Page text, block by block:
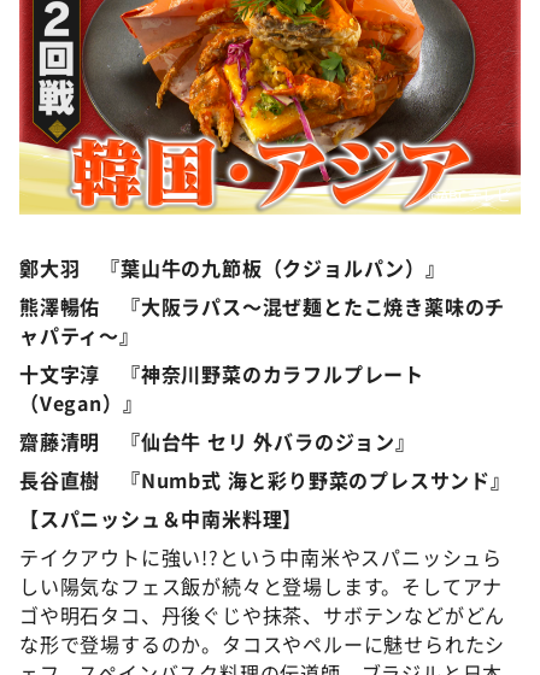
©️ABCテレビ
鄭大羽 『葉山牛の九節板（クジョルパン）』
熊澤暢佑 『大阪ラパス〜混ぜ麺とたこ焼き薬味のチ
ャパティ〜』
十文字淳 『神奈川野菜のカラフルプレート
（Vegan）』
齋藤清明 『仙台牛 セリ 外バラのジョン』
長谷直樹 『Numb式 海と彩り野菜のプレスサンド』
【スパニッシュ＆中南米料理】
テイクアウトに強い!?という中南米やスパニッシュら
しい陽気なフェス飯が続々と登場します。そしてアナ
ゴや明石タコ、丹後ぐじや抹茶、サボテンなどがどん
な形で登場するのか。タコスやペルーに魅せられたシ